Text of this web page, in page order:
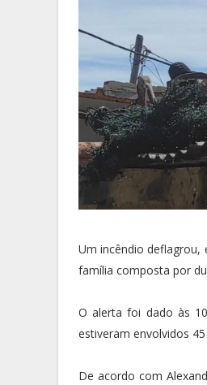
Um incêndio deflagrou,
família composta por
O alerta foi dado às
estiveram envolvidos
De acordo com